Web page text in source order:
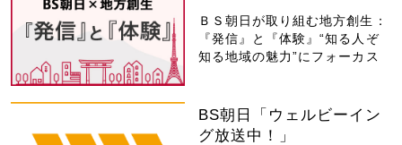
ＢＳ朝日が取り組む地方創生：
『発信』と『体験』“知る人ぞ
知る地域の魅力”にフォーカス
BS朝日「ウェルビーイン
グ放送中！」